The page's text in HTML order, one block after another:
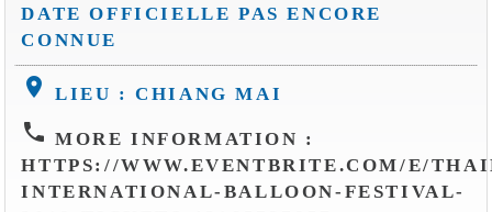
DATE OFFICIELLE PAS ENCORE
CONNUE
location_on LIEU : CHIANG MAI
phone MORE INFORMATION :
HTTPS://WWW.EVENTBRITE.COM/E/
INTERNATIONAL-BALLOON-FESTIVAL-